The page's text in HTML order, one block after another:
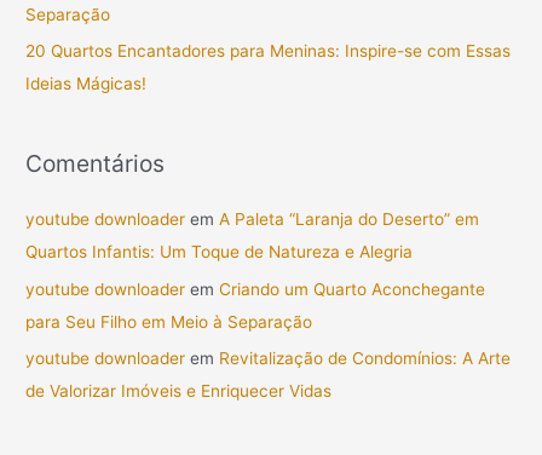
r
:
Separação
20 Quartos Encantadores para Meninas: Inspire-se com Essas
Ideias Mágicas!
Comentários
youtube downloader emA Paleta “Laranja do Deserto” em
Quartos Infantis: Um Toque de Natureza e Alegria
youtube downloader emCriando um Quarto Aconchegante
para Seu Filho em Meio à Separação
youtube downloader em Revitalização de Condomínios: A Arte
de Valorizar Imóveis e Enriquecer Vidas